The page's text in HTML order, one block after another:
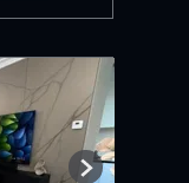
Next